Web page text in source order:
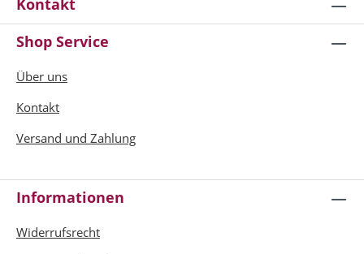
Kontakt
Shop Service
Über uns
Kontakt
Versand und Zahlung
Informationen
Widerrufsrecht